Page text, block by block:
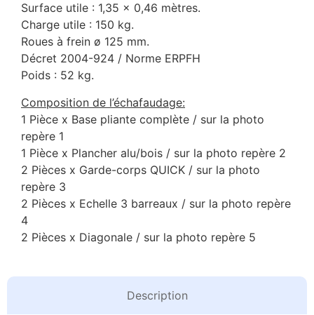
Description
Surface utile : 1,35 x 0,46 mètres.
Charge utile : 150 kg.
Roues à frein ø 125 mm.
Décret 2004-924 / Norme ERPFH
Poids : 52 kg.
Composition de l’échafaudage:
1 Pièce x Base pliante complète / sur la photo
repère 1
1 Pièce x Plancher alu/bois / sur la photo repère 2
2 Pièces x Garde-corps QUICK / sur la photo
repère 3
2 Pièces x Echelle 3 barreaux / sur la photo repère
4
2 Pièces x Diagonale / sur la photo repère 5